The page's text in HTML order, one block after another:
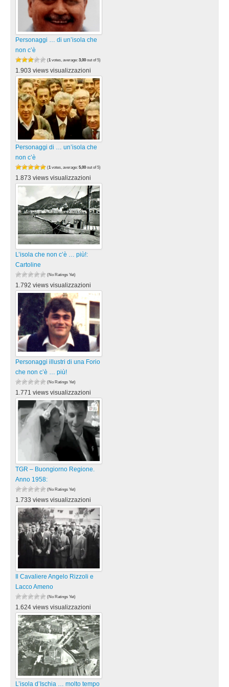
Personaggi … di un’isola che
non c’è
(1 votes, average: 3,00 out of 5)
1.903 views visualizzazioni
Personaggi di … un’isola che
non c’è
(1 votes, average: 5,00 out of 5)
1.873 views visualizzazioni
L’isola che non c’è … più!:
Cartoline
(No Ratings Yet)
1.792 views visualizzazioni
Personaggi illustri di una Forio
che non c’è … più!
(No Ratings Yet)
1.771 views visualizzazioni
TGR – Buongiorno Regione.
Anno 1958:
(No Ratings Yet)
1.733 views visualizzazioni
Il Cavaliere Angelo Rizzoli e
Lacco Ameno
(No Ratings Yet)
1.624 views visualizzazioni
L’isola d’Ischia … molto tempo